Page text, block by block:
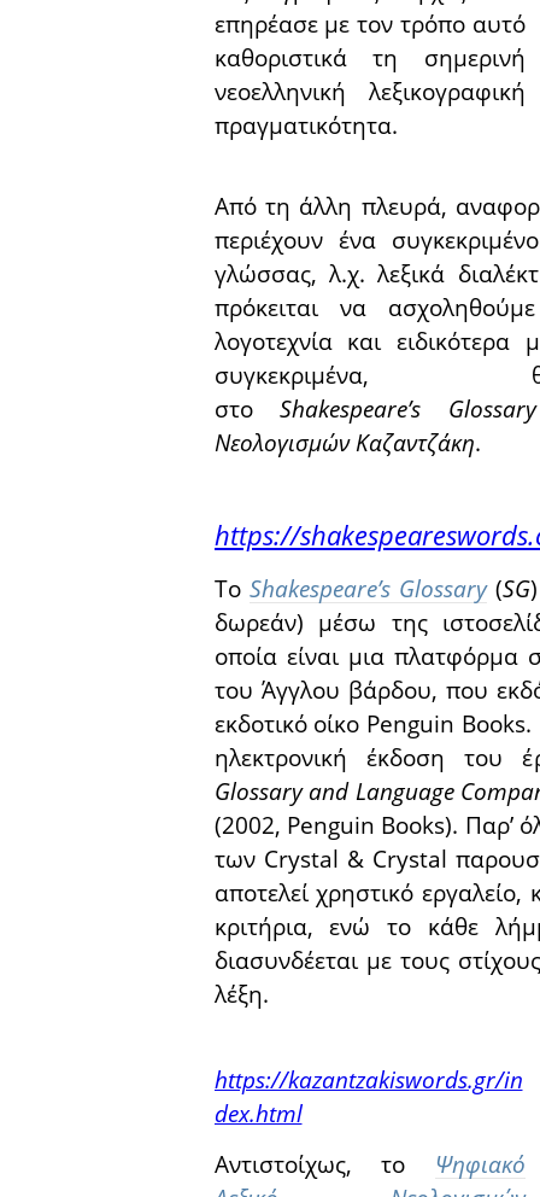
επηρέασε με τον τρόπο αυτό
καθοριστικά τη σημερινή
νεοελληνική λεξικογραφική
πραγματικότητα.
Από τη άλλη πλευρά,
περιέχουν ένα
γλώσσας, λ.χ. λεξικά
πρόκειται να
λογοτεχνία και ειδικότερα
συγκεκριμένα,
στο Shakespeare’s
Νεολογισμών Καζαντζάκη.
https://
Το Shakespeare’s Glossary(SG
δωρεάν) μέσω της
οποία είναι μια πλατφόρμα
του Άγγλου βάρδου, που
εκδοτικό οίκο Penguin
ηλεκτρονική έκδοση του
Glossary and Language
(2002, Penguin Books). Παρ’
των Crystal & Crystal
αποτελεί χρηστικό
κριτήρια, ενώ το κάθε
διασυνδέεται με τους
λέξη.
https://kazantzakiswords.gr/in
dex.html
Αντιστοίχως, το Ψηφιακό